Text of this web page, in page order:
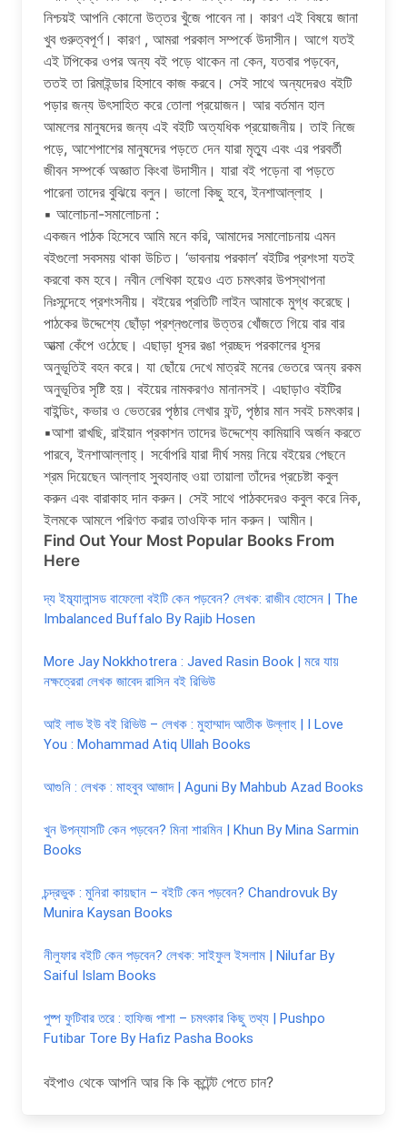
নিশ্চয়ই আপনি কোনো উত্তর খুঁজে পাবেন না। কারণ এই বিষয়ে জানা
খুব গুরুত্বপূর্ণ। কারণ , আমরা পরকাল সম্পর্কে উদাসীন। আগে যতই
এই টপিকের ওপর অন্য বই পড়ে থাকেন না কেন, যতবার পড়বেন,
ততই তা রিমাইন্ডার হিসাবে কাজ করবে। সেই সাথে অন্যদেরও বইটি
পড়ার জন্য উৎসাহিত করে তোলা প্রয়োজন। আর বর্তমান হাল
আমলের মানুষদের জন্য এই বইটি অত্যধিক প্রয়োজনীয়। তাই নিজে
পড়ে, আশেপাশের মানুষদের পড়তে দেন যারা মৃত্যু এবং এর পরবর্তী
জীবন সম্পর্কে অজ্ঞাত কিংবা উদাসীন। যারা বই পড়েনা বা পড়তে
পারেনা তাদের বুঝিয়ে বলুন। ভালো কিছু হবে, ইনশাআল্লাহ ।
▪ আলোচনা-সমালোচনা :
একজন পাঠক হিসেবে আমি মনে করি, আমাদের সমালোচনায় এমন
বইগুলো সবসময় থাকা উচিত। ‘ভাবনায় পরকাল’ বইটির প্রশংসা যতই
করবো কম হবে। নবীন লেখিকা হয়েও এত চমৎকার উপস্থাপনা
নিঃসন্দেহে প্রশংসনীয়। বইয়ের প্রতিটি লাইন আমাকে মুগ্ধ করেছে।
পাঠকের উদ্দেশ্যে ছোঁড়া প্রশ্নগুলোর উত্তর খোঁজতে গিয়ে বার বার
আত্মা কেঁপে ওঠেছে। এছাড়া ধূসর রঙা প্রচ্ছদ পরকালের ধূসর
অনুভূতিই বহন করে। যা ছোঁয়ে দেখে মাত্রই মনের ভেতরে অন্য রকম
অনুভূতির সৃষ্টি হয়। বইয়ের নামকরণও মানানসই। এছাড়াও বইটির
বাইন্ডিং, কভার ও ভেতরের পৃষ্ঠার লেখার ফন্ট, পৃষ্ঠার মান সবই চমৎকার।
▪আশা রাখছি, রাইয়ান প্রকাশন তাদের উদ্দেশ্যে কামিয়াবি অর্জন করতে
পারবে, ইনশাআল্লাহ্। সর্বোপরি যারা দীর্ঘ সময় নিয়ে বইয়ের পেছনে
শ্রম দিয়েছেন আল্লাহ সুবহানাহু ওয়া তায়ালা তাঁদের প্রচেষ্টা কবুল
করুন এবং বারাকাহ দান করুন। সেই সাথে পাঠকদেরও কবুল করে নিক,
ইলমকে আমলে পরিণত করার তাওফিক দান করুন। আমীন।
Find Out Your Most Popular Books From
Here
দ্য ইম্ব্যালান্সড বাফেলো বইটি কেন পড়বেন? লেখক: রাজীব হোসেন | The
Imbalanced Buffalo By Rajib Hosen
More Jay Nokkhotrera : Javed Rasin Book | মরে যায়
নক্ষত্রেরা লেখক জাবেদ রাসিন বই রিভিউ
আই লাভ ইউ বই রিভিউ – লেখক : মুহাম্মাদ আতীক উল্লাহ | I Love
You : Mohammad Atiq Ullah Books
আগুনি : লেখক : মাহবুব আজাদ | Aguni By Mahbub Azad Books
খুন উপন্যাসটি কেন পড়বেন? মিনা শারমিন | Khun By Mina Sarmin
Books
চন্দ্রভুক : মুনিরা কায়ছান – বইটি কেন পড়বেন? Chandrovuk By
Munira Kaysan Books
নীলুফার বইটি কেন পড়বেন? লেখক: সাইফুল ইসলাম | Nilufar By
Saiful Islam Books
পুষ্প ফুটিবার তরে : হাফিজ পাশা – চমৎকার কিছু তথ্য | Pushpo
Futibar Tore By Hafiz Pasha Books
বইপাও থেকে আপনি আর কি কি কন্টেন্ট পেতে চান?